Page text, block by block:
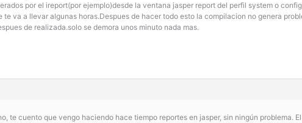
por el ireport(por ejemplo)desde la ventana jasper report del perfil system o
va a llevar algunas horas.Despues de hacer todo esto la compilacion no genera
de realizada.solo se demora unos minuto nada mas.
te cuento que vengo haciendo hace tiempo reportes en jasper, sin ningún problema.